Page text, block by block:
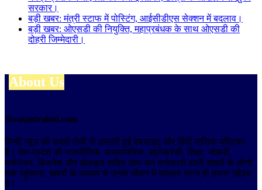
सरकार।
बड़ी खबर: मंत्री स्टाफ में पोस्टिंग, आईसीडीएस सेक्शन में बदलाव।
बड़ी खबर: ओएसडी की नियुक्ति, महाप्रबंधक के साथ ओएसडी की
दोहरी जिम्मेदारी।
About Us
Swatantrabol.com
हिन्दी न्यूज़ की सबसे तेजी से उभरती हुई वेबसाइट और हिंदी मासिक पत्रिका
है। देश-प्रदेश की राजनीतिक, समसामयिक, ब्यूरोक्रेसी, शिक्षा, नौकरी,
मनोरंजन, बिजनेस और खेलकूद सहित आम जन सरोकारों वाली खबरों के लोगो
तक पहुंचाना, खबरों के माध्यम से उनके जीवन में बदलाव लाना ही हमारा उद्देश्य
है।